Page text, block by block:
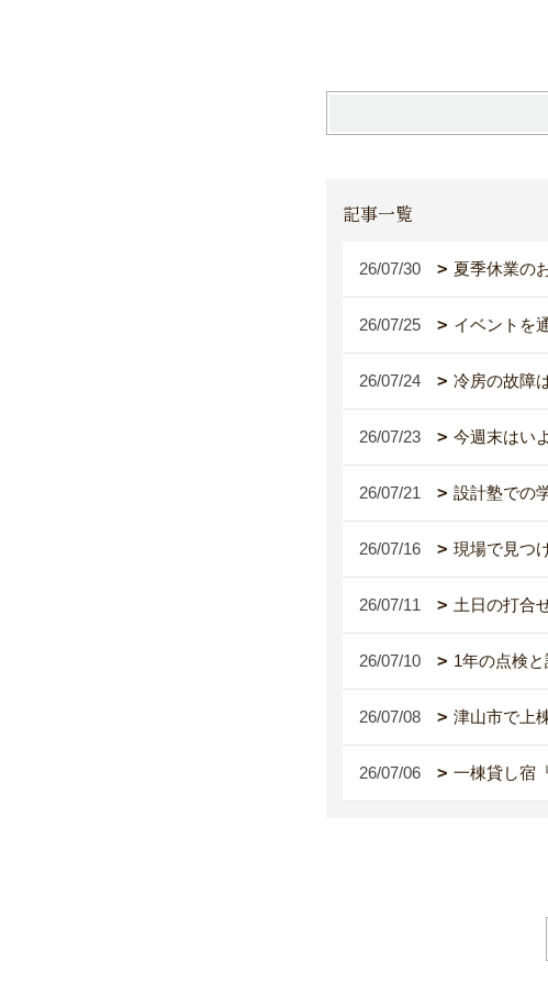
記事一覧
26/07/30 夏季休業の
26/07/25 イベントを
26/07/24 冷房の故障
26/07/23 今週末はい
26/07/21 設計塾での
26/07/16 現場で見つ
26/07/11 土日の打合
26/07/10 1年の点検
26/07/08 津山市で上
26/07/06 一棟貸し宿